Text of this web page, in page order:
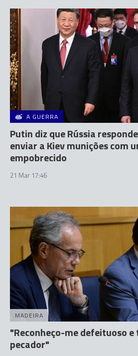
A GUERRA
Putin diz que Rússia
enviar a Kiev munições com
empobrecido
21 Mar 17:46
MADEIRA
"Reconheço-me defeituoso
pecador"